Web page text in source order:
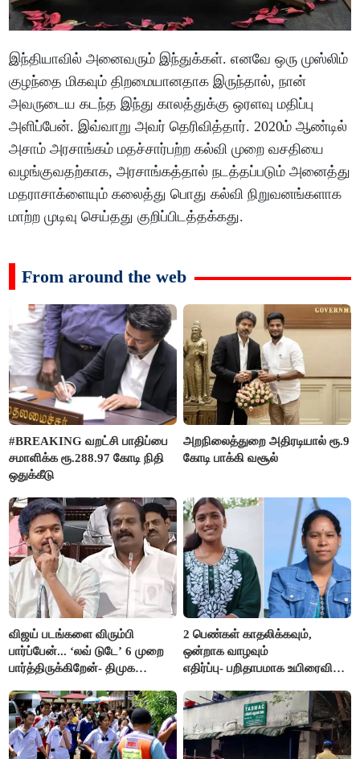
இந்தியாவில் அனைவரும் இந்துக்கள். எனவே ஒரு முஸ்லிம்
குழந்தை மிகவும் திறமையானதாக இருந்தால், நான்
அவருடைய கடந்த இந்து காலத்துக்கு ஒரளவு மதிப்பு
அளிப்பேன். இவ்வாறு அவர் தெரிவித்தார். 2020ம் ஆண்டில்
அசாம் அரசாங்கம் மதச்சார்பற்ற கல்வி முறை வசதியை
வழங்குவதற்காக, அரசாங்கத்தால் நடத்தப்படும் அனைத்து
மதராசாக்ளையும் கலைத்து பொது கல்வி நிறுவனங்களாக
மாற்ற முடிவு செய்தது குறிப்பிடத்தக்கது.
From around the web
#BREAKING வறட்சி பாதிப்பை
சமாளிக்க ரூ.288.97 கோடி நிதி
ஒதுக்கீடு
அறநிலைத்துறை அதிரடியால் ரூ.9
கோடி பாக்கி வசூல்
விஜய் படங்களை விரும்பி
பார்ப்பேன்... ‘லவ் டுடே’ 6 முறை
பார்த்திருக்கிறேன்- திமுக
2 பெண்கள் காதலிக்கவும்,
ஒன்றாக வாழவும்
எதிர்ப்பு- பறிதாபமாக உயிரைவிட்ட